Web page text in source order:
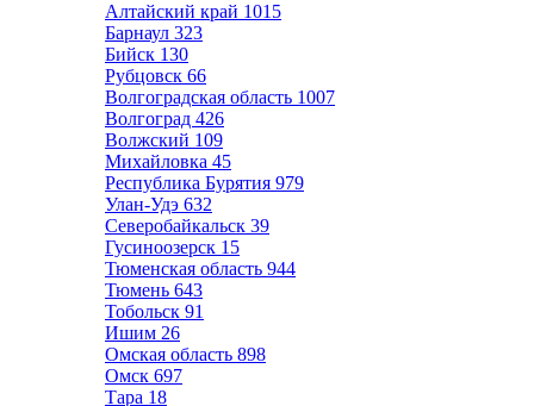
Алтайский край 1015
Барнаул 323
Бийск 130
Рубцовск 66
Волгоградская область 1007
Волгоград 426
Волжский 109
Михайловка 45
Республика Бурятия 979
Улан-Удэ 632
Северобайкальск 39
Гусиноозерск 15
Тюменская область 944
Тюмень 643
Тобольск 91
Ишим 26
Омская область 898
Омск 697
Тара 18